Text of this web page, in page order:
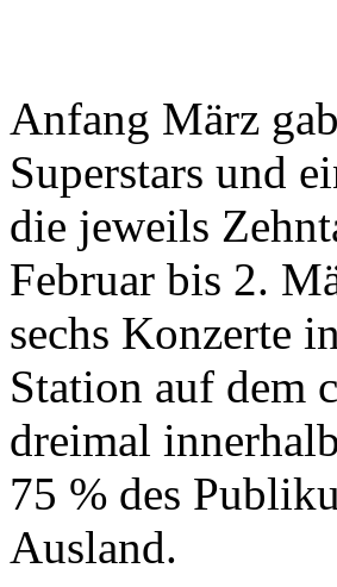
Anfang März
Superstars und
die jeweils
Februar bis 2.
sechs Konzerte
Station auf dem
dreimal
75 % des
Ausland.